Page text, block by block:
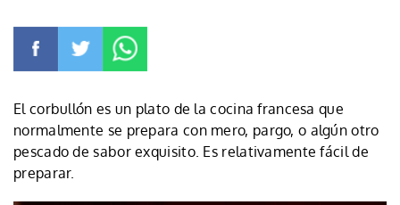
El corbullón es un plato de la cocina francesa que
normalmente se prepara con mero, pargo, o algún otro
pescado de sabor exquisito. Es relativamente fácil de
preparar.